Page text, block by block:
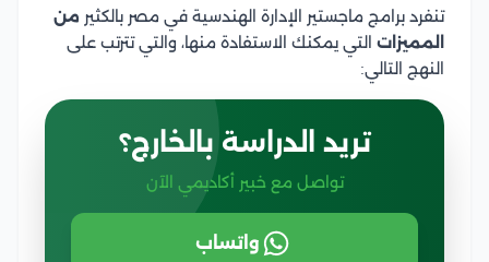
تنفرد برامج ماجستير الإدارة الهندسية في مصر بالكثير من
المميزات التي يمكنك الاستفادة منها، والتي تترتب على
النهج التالي:
تريد الدراسة بالخارج؟
تواصل مع خبير أكاديمي الآن
واتساب